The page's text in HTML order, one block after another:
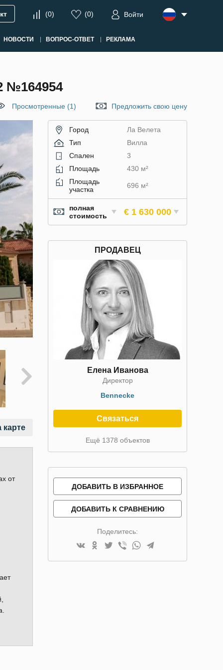
(0) (0) Войти
НОВОСТИ ВОПРОС-ОТВЕТ РЕКЛАМА
Просмотренные (1) Предложить свою цену
карте
от
Город
Ла Велета
Тип
Вилла
Спален
3
Площадь
430 м²
Площадь
участка
696 м²
полная
стоимость
€ 1 630 000
ПРОДАВЕЦ
Елена Иванова
Директор
Bennecke
Связаться
Ещё 1378 объектов
ДОБАВИТЬ В ИЗБРАННОЕ
ДОБАВИТЬ К СРАВНЕНИЮ
Поделитесь: